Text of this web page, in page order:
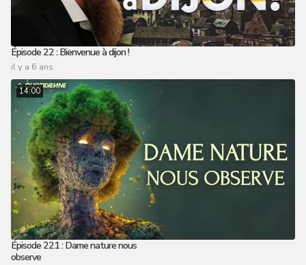
Épisode 22 : Bienvenue à dijon !
il y a 6 ans
14:00
Épisode 221 : Dame nature nous
observe